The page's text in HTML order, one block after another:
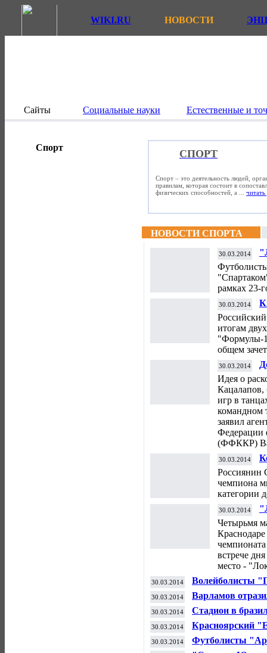
WIKI.RU НОВОСТИ
Сайты Социальные науки Естественные и
Спорт
СПОРТ
Спорт – это деятельность людей,
правилам, которая состоит в
физических способностей, а ... читать
НОВОСТИ СПОРТА
30.03.2014
рамках 23-
30.03.2014
итогам
"Формулы-
общем
30.03.2014
Идея о
игр в
командном
заявил
Федерации
(ФФККР)
30.03.2014
Россиянин
чемпиона
категории
30.03.2014
Четырьмя
встрече
место -
30.03.2014
Волейболисты
ЕКВ
30.03.2014
Варламов
обыграть "Сан-
30.03.2014
Стадион в
перед стартом
30.03.2014
Красноярский
московского
30.03.2014
Футболисты
Сити" в матче